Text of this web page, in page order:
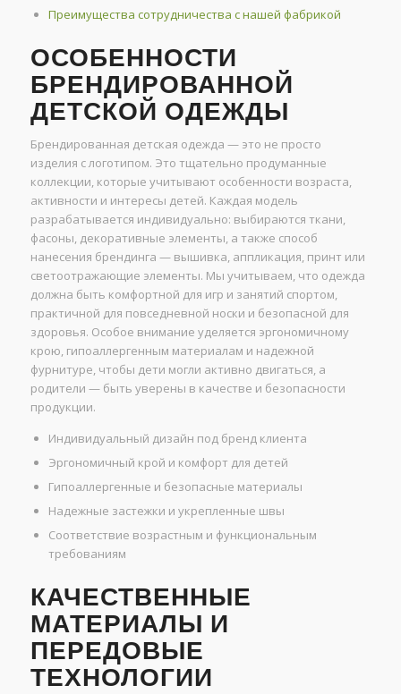
Преимущества сотрудничества с нашей фабрикой
ОСОБЕННОСТИ
БРЕНДИРОВАННОЙ
ДЕТСКОЙ ОДЕЖДЫ
Брендированная детская одежда — это не просто
изделия с логотипом. Это тщательно продуманные
коллекции, которые учитывают особенности возраста,
активности и интересы детей. Каждая модель
разрабатывается индивидуально: выбираются ткани,
фасоны, декоративные элементы, а также способ
нанесения брендинга — вышивка, аппликация, принт или
светоотражающие элементы. Мы учитываем, что одежда
должна быть комфортной для игр и занятий спортом,
практичной для повседневной носки и безопасной для
здоровья. Особое внимание уделяется эргономичному
крою, гипоаллергенным материалам и надежной
фурнитуре, чтобы дети могли активно двигаться, а
родители — быть уверены в качестве и безопасности
продукции.
Индивидуальный дизайн под бренд клиента
Эргономичный крой и комфорт для детей
Гипоаллергенные и безопасные материалы
Надежные застежки и укрепленные швы
Соответствие возрастным и функциональным
требованиям
КАЧЕСТВЕННЫЕ
МАТЕРИАЛЫ И
ПЕРЕДОВЫЕ
ТЕХНОЛОГИИ